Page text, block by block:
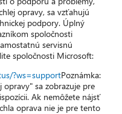
opravy, sa vzťahujú
podpory. Úplný
spoločnosti
servisnú
spoločnosti Microsoft:
?ws=supportPoznámka:
opravy" sa zobrazuje pre
Ak nemôžete nájsť
oprava nie je pre tento